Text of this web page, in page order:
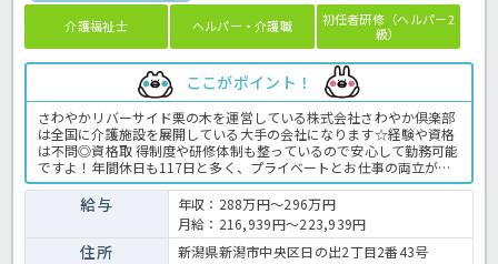
介護福祉士 ヘルパー・介護職
初任者研修（ヘルパー2
級）
ここがポイント！
さわやかリバーサイド栗の木を運営している株式会社さわやか倶楽部
は全国に介護施設を展開している大手の会社になります☆経験や資格
は不問◎資格取 得制度や研修体制も整っているので安心して勤務可能
ですよ！年間休日も117日と多く、プライベートとお仕事の両立が可
能な環境になります☆定年が65歳で長く勤務することも可能で、65歳
以降も条件面は変わらずに働けるので安心の職場です〇求人が気にな
る方は是非ほっ介護までお問い合わせください！有料老人ホームでの
介護業務全般です。＜介護職 正職員 有料老人ホームの求人＞
給与
年収：288万円～296万円
月給：216,939円～223,939円
住所 新潟県新潟市中央区日の出2丁目2番43号